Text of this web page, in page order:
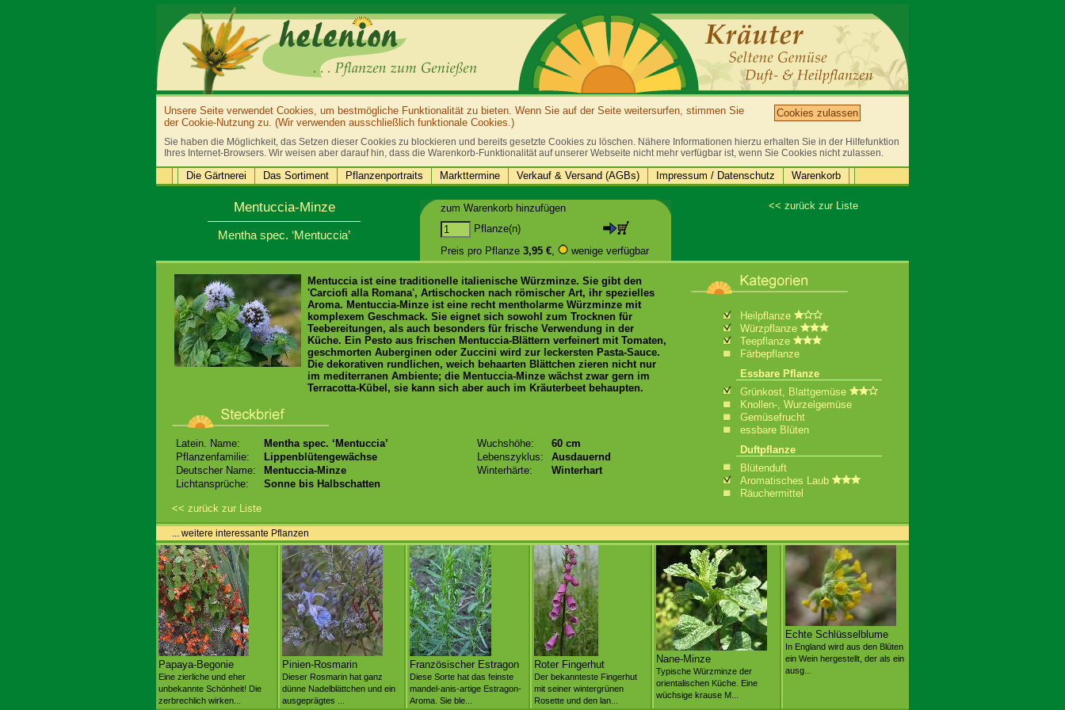
Unsere Seite verwendet Cookies, um bestmögliche Funktionalität zu bieten. Wenn Sie auf der Seite weitersurfen, stimmen Sie
der Cookie-Nutzung zu. (Wir verwenden ausschließlich funktionale Cookies.)
Cookies zulassen
Sie haben die Möglichkeit, das Setzen dieser Cookies zu blockieren und bereits gesetzte Cookies zu löschen. Nähere Informationen hierzu erhalten Sie in der Hilfefunktion
Ihres Internet-Browsers. Wir weisen aber darauf hin, dass die Warenkorb-Funktionalität auf unserer Webseite nicht mehr verfügbar ist, wenn Sie Cookies nicht zulassen.
Die Gärtnerei Das Sortiment Pflanzenportraits Markttermine Verkauf & Versand (AGBs) Impressum / Datenschutz Warenkorb
Mentuccia-Minze
Mentha spec. ‘Mentuccia’
zum Warenkorb hinzufügen
Pflanze(n)
Preis pro Pflanze 3,95 €, wenige verfügbar
<< zurück zur Liste
Mentuccia ist eine traditionelle italienische Würzminze. Sie gibt den
'Carciofi alla Romana', Artischocken nach römischer Art, ihr spezielles
Aroma. Mentuccia-Minze ist eine recht mentholarme Würzminze mit
komplexem Geschmack. Sie eignet sich sowohl zum Trocknen für
Teebereitungen, als auch besonders für frische Verwendung in der
Küche. Ein Pesto aus frischen Mentuccia-Blättern verfeinert mit Tomaten,
geschmorten Auberginen oder Zuccini wird zur leckersten Pasta-Sauce.
Die dekorativen rundlichen, weich behaarten Blättchen zieren nicht nur
im mediterranen Ambiente; die Mentuccia-Minze wächst zwar gern im
Terracotta-Kübel, sie kann sich aber auch im Kräuterbeet behaupten.
Latein. Name:
Mentha spec. ‘Mentuccia’
Pflanzenfamilie:
Lippenblütengewächse
Deutscher Name:
Mentuccia-Minze
Lichtansprüche:
Sonne bis Halbschatten
Wuchshöhe:
60 cm
Lebenszyklus:
Ausdauernd
Winterhärte:
Winterhart
<< zurück zur Liste
Heilpflanze
Würzpflanze
Teepflanze
Färbepflanze
Essbare Pflanze
Grünkost, Blattgemüse
Knollen-, Wurzelgemüse
Gemüsefrucht
essbare Blüten
Duftpflanze
Blütenduft
Aromatisches Laub
Räuchermittel
... weitere interessante Pflanzen
Papaya-Begonie
Eine zierliche und eher
unbekannte Schönheit! Die
zerbrechlich wirken...
Pinien-Rosmarin
Dieser Rosmarin hat ganz
dünne Nadelblättchen und ein
ausgeprägtes ...
Französischer Estragon
Diese Sorte hat das feinste
mandel-anis-artige Estragon-
Aroma. Sie ble...
Roter Fingerhut
Der bekannteste Fingerhut
mit seiner wintergrünen
Rosette und den lan...
Nane-Minze
Typische Würzminze der
orientalischen Küche. Eine
wüchsige krause M...
Echte Schlüsselblume
In England wird aus den Blüten
ein Wein hergestellt, der als ein
ausg...